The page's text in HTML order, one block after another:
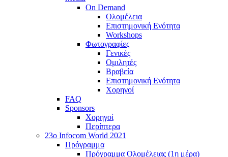
On Demand
Ολομέλεια
Επιστημονική Ενότητα
Workshops
Φωτογραφίες
Γενικές
Ομιλητές
Βραβεία
Επιστημονική Ενότητα
Χορηγοί
FAQ
Sponsors
Χορηγοί
Περίπτερα
23o Infocom World 2021
Πρόγραμμα
Πρόγραμμα Ολομέλειας (1η μέρα)